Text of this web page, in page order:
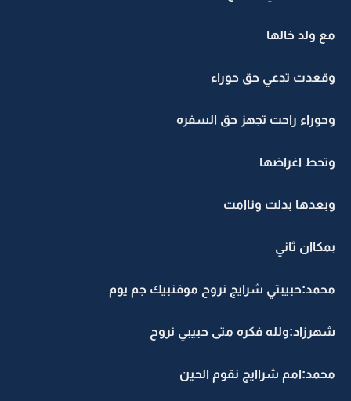
مع ولد خالها
وقعدت تدعي حق حوراء
وحوراء راحت تجهز حق السفره
وتحط اغراضها
وبعدها بدلت وناامت
بمكاان ثاني
محمد:حبيبتي شرايج نروح موفنبيك جم يوم
شهرزاد:ولله فكره متى حبيبي نروح
محمد:امم شراايج نقوم الحين